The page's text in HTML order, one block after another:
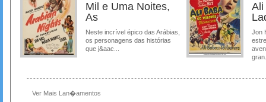
Mil e Uma Noites,
As
Neste incrível épico das Arábias,
os personagens das histórias
que j&aac...
Ali
Jon
Ver Mais Lan�amentos